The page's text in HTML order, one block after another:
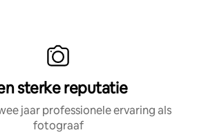
sterke reputatie
jaar professionele ervaring als
fotograaf